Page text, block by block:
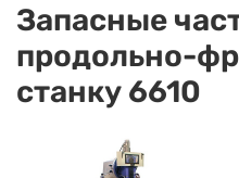
Запасные
продольно-
станку 6610